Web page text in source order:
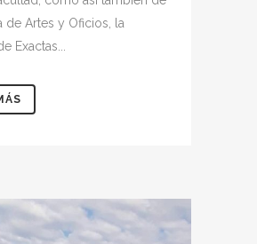
de Artes y Oficios, la
Exactas...